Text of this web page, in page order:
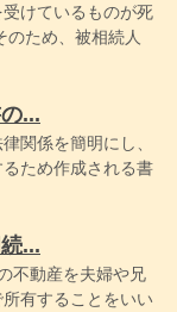
けているものが死
のため、被相続人
...
関係を簡明にし、
ため作成される書
...
不動産を夫婦や兄
有することをいい